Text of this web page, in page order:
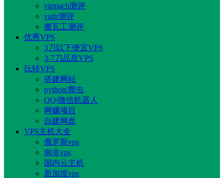
virmach测评
vultr测评
搬瓦工测评
优秀VPS
3刀以下便宜VPS
3-7刀品质VPS
玩转VPS
搭建网站
python/爬虫
QQ/微信机器人
网赚项目
自建网盘
VPS主机大全
俄罗斯vps
南非vps
国内云主机
新加坡vps